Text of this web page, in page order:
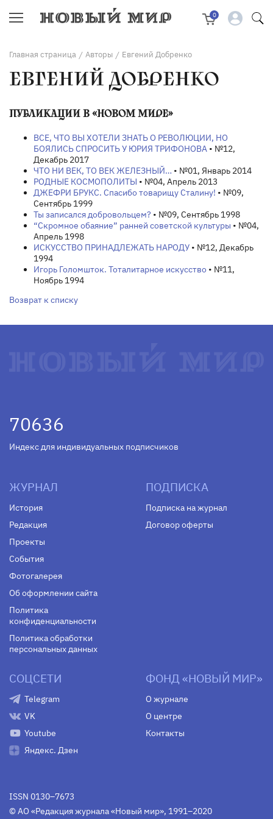
0
Главная страница / Авторы / Евгений Добренко
ЕВГЕНИЙ ДОБРЕНКО
ПУБЛИКАЦИИ В «НОВОМ МИРЕ»
ВСЕ, ЧТО ВЫ ХОТЕЛИ ЗНАТЬ О РЕВОЛЮЦИИ, НО
БОЯЛИСЬ СПРОСИТЬ У ЮРИЯ ТРИФОНОВА • №12,
Декабрь 2017
ЧТО НИ ВЕК, ТО ВЕК ЖЕЛЕЗНЫЙ… • №01, Январь 2014
РОДНЫЕ КОСМОПОЛИТЫ • №04, Апрель 2013
ДЖЕФРИ БРУКС. Спасибо товарищу Сталину! • №09,
Сентябрь 1999
Ты записался добровольцем? • №09, Сентябрь 1998
“Скромное обаяние” ранней советской культуры • №04,
Апрель 1998
ИСКУССТВО ПРИНАДЛЕЖАТЬ НАРОДУ • №12, Декабрь
1994
Игорь Голомшток. Тоталитарное искусство • №11,
Ноябрь 1994
Возврат к списку
70636
Индекс для индивидуальных подписчиков
ЖУРНАЛ
История
Редакция
Проекты
События
Фотогалерея
Об оформлении сайта
Политика
конфиденциальности
Политика обработки
персональных данных
ПОДПИСКА
Подписка на журнал
Договор оферты
СОЦСЕТИ
Telegram
VK
Youtube
Яндекс. Дзен
ФОНД «НОВЫЙ МИР»
О журнале
О центре
Контакты
ISSN 0130–7673
© АО «Редакция журнала «Новый мир», 1991–2020